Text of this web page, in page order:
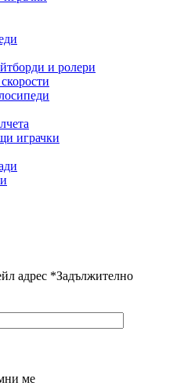
и ролери
играчки
адрес *Задължително
ме